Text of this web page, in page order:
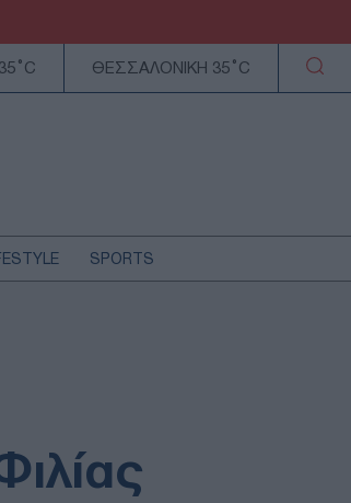
ΘΕΣΣΑΛΟΝΙΚΗ 35°C
SPORTS